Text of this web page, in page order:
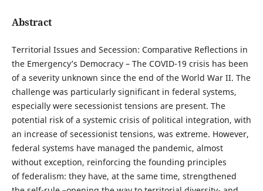
Abstract
Territorial Issues and Secession: Comparative Reflections in
the Emergency’s Democracy – The COVID-19 crisis has been
of a severity unknown since the end of the World War II. The
challenge was particularly significant in federal systems,
especially were secessionist tensions are present. The
potential risk of a systemic crisis of political integration, with
an increase of secessionist tensions, was extreme. However,
federal systems have managed the pandemic, almost
without exception, reinforcing the founding principles
of federalism: they have, at the same time, strengthened